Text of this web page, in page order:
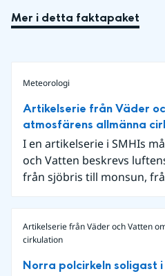
Mer i detta faktapaket
Meteorologi
Artikelserie från Väder
atmosfärens allmänna
I en artikelserie i SMHIs
och Vatten beskrevs
från sjöbris till monsun,
Artikelserie från Väder och Vatten
cirkulation
Norra polcirkeln soligast